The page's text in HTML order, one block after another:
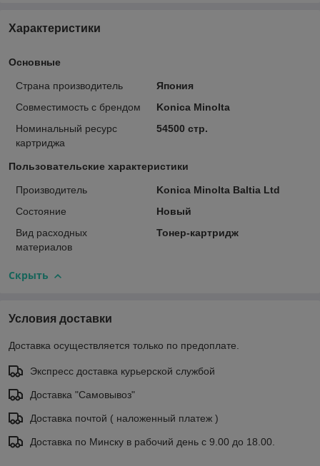
Характеристики
Основные
Страна производитель
Япония
Совместимость с брендом
Konica Minolta
Номинальный ресурс
картриджа
54500 стр.
Пользовательские характеристики
Производитель
Konica Minolta Baltia Ltd
Состояние
Новый
Вид расходных
материалов
Тонер-картридж
Скрыть
Условия доставки
Доставка осуществляется только по предоплате.
Экспресс доставка курьерской службой
Доставка "Самовывоз"
Доставка почтой ( наложенный платеж )
Доставка по Минску в рабочий день с 9.00 до 18.00.